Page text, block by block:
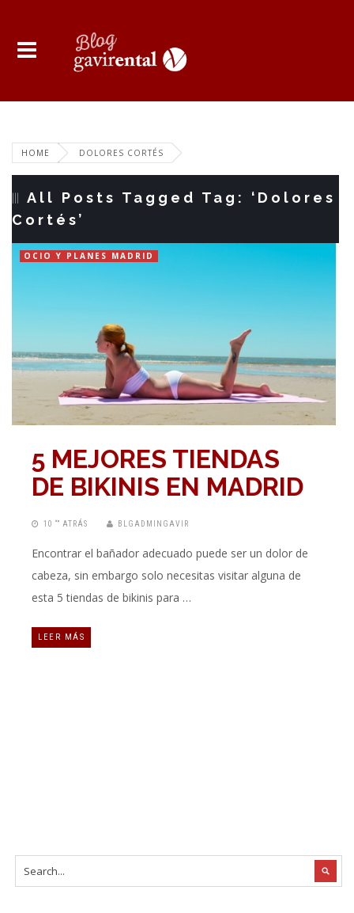
HOME DOLORES CORTÉS
All Posts Tagged Tag: ‘Dolores
Cortés’
OCIO Y PLANES MADRID
5 MEJORES TIENDAS
DE BIKINIS EN MADRID
10 “” ATRÁS BLGADMINGAVIR
Encontrar el bañador adecuado puede ser un dolor de
cabeza, sin embargo solo necesitas visitar alguna de
esta 5 tiendas de bikinis para …
LEER MÁS